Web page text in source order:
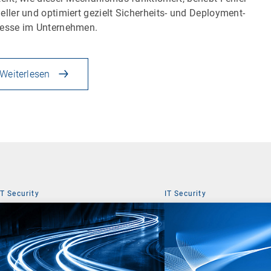
und optimiert gezielt Sicherheits- und Deployment-
im Unternehmen.
Weiterlesen
Security IT Security